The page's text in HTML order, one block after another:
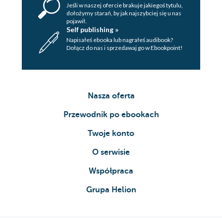
Jeśli w naszej ofercie brakuje jakiegoś tytulu,
dołożymy starań, by jak najszybciej się u nas
pojawił.
Self publishing »
Napisałeś ebooka lub nagrałeś audibook?
Dołącz do nas i sprzedawaj go w Ebookpoint!
Nasza oferta
Przewodnik po ebookach
Twoje konto
O serwisie
Współpraca
Grupa Helion